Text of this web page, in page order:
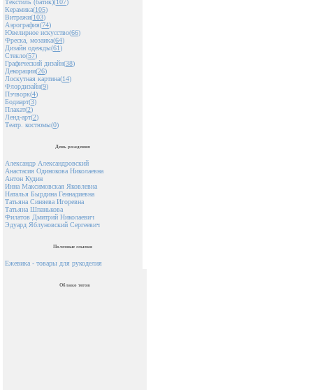
Текстиль (батик)(107)
Керамика(105)
Витражи(103)
Аэрография(74)
Ювелирное искусство(66)
Фреска, мозаика(64)
Дизайн одежды(61)
Стекло(57)
Графический дизайн(38)
Декорации(26)
Лоскутная картина(14)
Флордизайн(9)
Пэчворк(4)
Бодиарт(3)
Плакат(2)
Ленд-арт(2)
Театр. костюмы(0)
День рождения
Александр Александровский
Анастасия Одинокова Николаевна
Антон Кудин
Инна Максимовская Яковлевна
Наталья Бырдина Геннадиевна
Татьяна Синяева Игоревна
Татьяна Шпанькова
Филатов Дмитрий Николаевич
Эдуард Яблуновский Сергеевич
Полезные ссылки
Ежевика - товары для рукоделия
Облако тегов